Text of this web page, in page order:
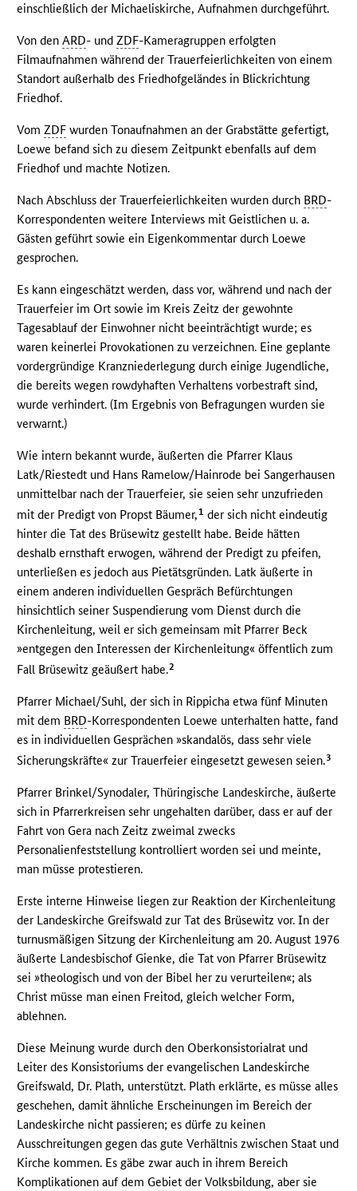
einschließlich der Michaeliskirche, Aufnahmen durchgeführt.
Von denARD- undZDF-Kameragruppen erfolgten
Filmaufnahmen während der Trauerfeierlichkeiten von einem
Standort außerhalb des Friedhofgeländes in Blickrichtung
Friedhof.
VomZDF wurden Tonaufnahmen an der Grabstätte gefertigt,
Loewe befand sich zu diesem Zeitpunkt ebenfalls auf dem
Friedhof und machte Notizen.
Nach Abschluss der Trauerfeierlichkeiten wurden durch BRD-
Korrespondenten weitere Interviews mit Geistlichen u. a.
Gästen geführt sowie ein Eigenkommentar durch Loewe
gesprochen.
Es kann eingeschätzt werden, dass vor, während und nach der
Trauerfeier im Ort sowie im Kreis Zeitz der gewohnte
Tagesablauf der Einwohner nicht beeinträchtigt wurde; es
waren keinerlei Provokationen zu verzeichnen. Eine geplante
vordergründige Kranzniederlegung durch einige Jugendliche,
die bereits wegen rowdyhaften Verhaltens vorbestraft sind,
wurde verhindert. (Im Ergebnis von Befragungen wurden sie
verwarnt.)
Wie intern bekannt wurde, äußerten die Pfarrer Klaus
Latk/Riestedt und Hans Ramelow/Hainrode bei Sangerhausen
unmittelbar nach der Trauerfeier, sie seien sehr unzufrieden
mit der Predigt von Propst Bäumer,1 der sich nicht eindeutig
hinter die Tat des Brüsewitz gestellt habe. Beide hätten
deshalb ernsthaft erwogen, während der Predigt zu pfeifen,
unterließen es jedoch aus Pietätsgründen. Latk äußerte in
einem anderen individuellen Gespräch Befürchtungen
hinsichtlich seiner Suspendierung vom Dienst durch die
Kirchenleitung, weil er sich gemeinsam mit Pfarrer Beck
»entgegen den Interessen der Kirchenleitung« öffentlich zum
Fall Brüsewitz geäußert habe.2
Pfarrer Michael/Suhl, der sich in Rippicha etwa fünf Minuten
mit dem BRD-Korrespondenten Loewe unterhalten hatte, fand
es in individuellen Gesprächen »skandalös, dass sehr viele
Sicherungskräfte« zur Trauerfeier eingesetzt gewesen seien.3
Pfarrer Brinkel/Synodaler, Thüringische Landeskirche, äußerte
sich in Pfarrerkreisen sehr ungehalten darüber, dass er auf der
Fahrt von Gera nach Zeitz zweimal zwecks
Personalienfeststellung kontrolliert worden sei und meinte,
man müsse protestieren.
Erste interne Hinweise liegen zur Reaktion der Kirchenleitung
der Landeskirche Greifswald zur Tat des Brüsewitz vor. In der
turnusmäßigen Sitzung der Kirchenleitung am 20. August 1976
äußerte Landesbischof Gienke, die Tat von Pfarrer Brüsewitz
sei »theologisch und von der Bibel her zu verurteilen«; als
Christ müsse man einen Freitod, gleich welcher Form,
ablehnen.
Diese Meinung wurde durch den Oberkonsistorialrat und
Leiter des Konsistoriums der evangelischen Landeskirche
Greifswald, Dr. Plath, unterstützt. Plath erklärte, es müsse alles
geschehen, damit ähnliche Erscheinungen im Bereich der
Landeskirche nicht passieren; es dürfe zu keinen
Ausschreitungen gegen das gute Verhältnis zwischen Staat und
Kirche kommen. Es gäbe zwar auch in ihrem Bereich
Komplikationen auf dem Gebiet der Volksbildung, aber sie